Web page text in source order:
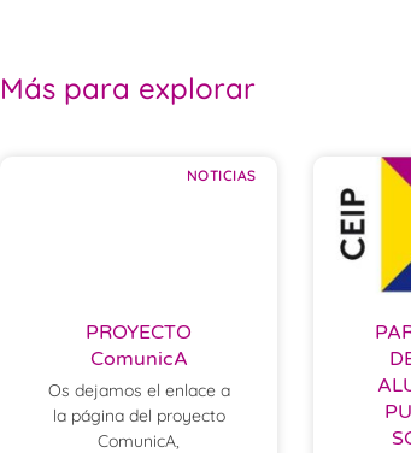
Más para explorar
NOTICIAS
PROYECTO
ComunicA
Os dejamos el enlace a
la página del proyecto
ComunicA,